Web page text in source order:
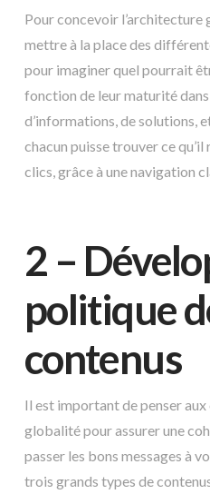
Pour concevoir l’architecture
mettre à la place des
pour imaginer quel pourrait
fonction de leur maturité
d’informations, de solutions,
chacun puisse trouver ce
clics, grâce à une navigation
2 –
politique
contenus
Il est important de penser aux
globalité pour assurer une
passer les bons messages à
trois grands types de